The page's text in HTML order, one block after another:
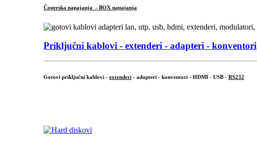
Čoperska napajanja - BOX napajanja
Priključni kablovi - extenderi - adapteri - konventori
Gotovi priključni kablovi - extenderi - adapteri - konventori - HDMI - USB - RS232